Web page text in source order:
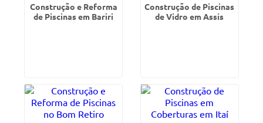
Construção e Reforma
de Piscinas em Bariri
Construção de Piscinas
de Vidro em Assis